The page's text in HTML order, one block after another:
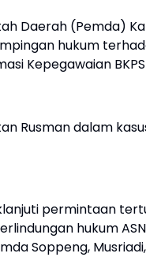
Daerah (Pemda)
hukum
Kepegawaian
Rusman dalam
permintaan
hukum
Soppeng,